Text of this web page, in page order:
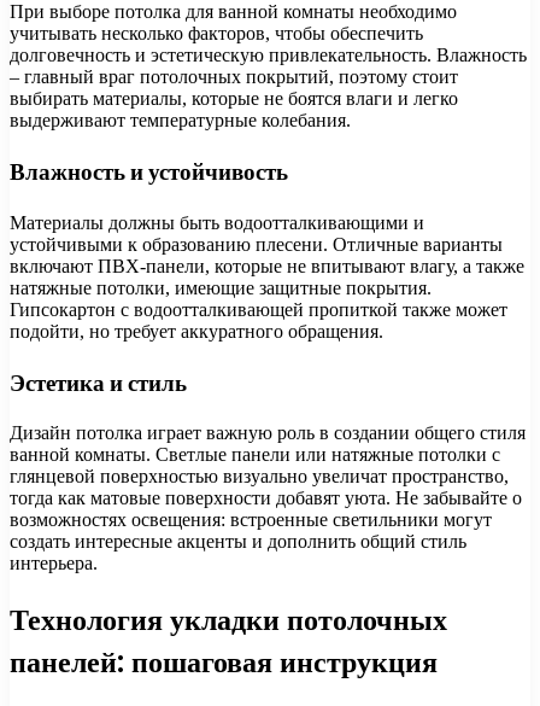
При выборе потолка для ванной комнаты необходимо
учитывать несколько факторов, чтобы обеспечить
долговечность и эстетическую привлекательность. Влажность
– главный враг потолочных покрытий, поэтому стоит
выбирать материалы, которые не боятся влаги и легко
выдерживают температурные колебания.
Влажность и устойчивость
Материалы должны быть водоотталкивающими и
устойчивыми к образованию плесени. Отличные варианты
включают ПВХ-панели, которые не впитывают влагу, а также
натяжные потолки, имеющие защитные покрытия.
Гипсокартон с водоотталкивающей пропиткой также может
подойти, но требует аккуратного обращения.
Эстетика и стиль
Дизайн потолка играет важную роль в создании общего стиля
ванной комнаты. Светлые панели или натяжные потолки с
глянцевой поверхностью визуально увеличат пространство,
тогда как матовые поверхности добавят уюта. Не забывайте о
возможностях освещения: встроенные светильники могут
создать интересные акценты и дополнить общий стиль
интерьера.
Технология укладки потолочных
панелей: пошаговая инструкция